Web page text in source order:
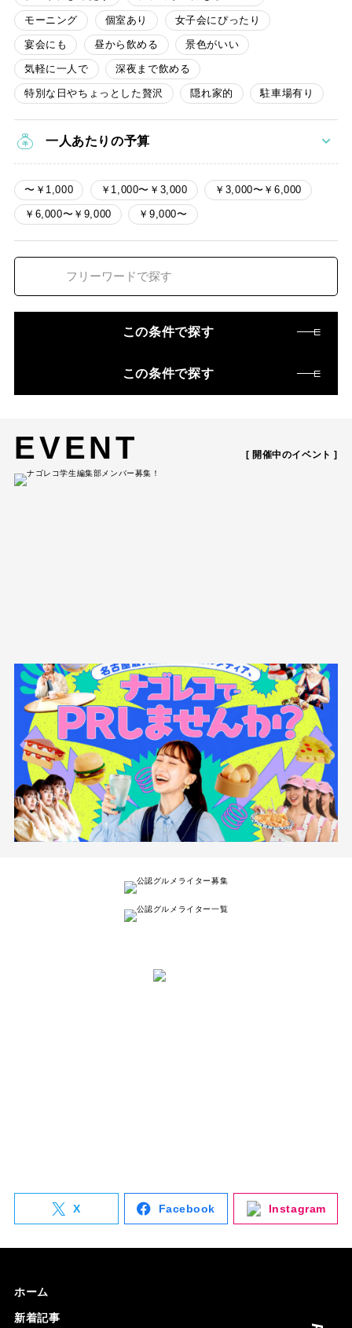
モーニング 個室あり 女子会にぴったり
宴会にも 昼から飲める 景色がいい
気軽に一人で 深夜まで飲める
特別な日やちょっとした贅沢 隠れ家的 駐車場有り
一人あたりの予算
〜￥1,000 ￥1,000〜￥3,000 ￥3,000〜￥6,000
￥6,000〜￥9,000 ￥9,000〜
この条件で探す
この条件で探す
EVENT [ 開催中のイベント ]
X Facebook Instagram
ホーム
新着記事